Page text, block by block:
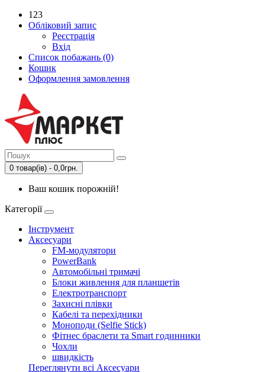
123
Обліковий запис
Реєстрація
Вхід
Список побажань (0)
Кошик
Оформлення замовлення
0 товар(ів) - 0,0грн.
Ваш кошик порожній!
Категорії
Інструмент
Аксесуари
FM-модулятори
PowerBank
Автомобільні тримачі
Блоки живлення для планшетів
Електротранспорт
Захисні плівки
Кабелі та перехідники
Моноподи (Selfie Stick)
Фітнес браслети та Smart годинники
Чохли
швидкість
Переглянути всі Аксесуари